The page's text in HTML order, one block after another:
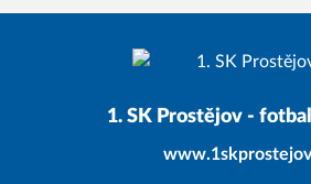
1. SK Prostějov -